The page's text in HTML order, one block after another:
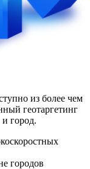
из более чем
геотаргетинг
и город.
городов